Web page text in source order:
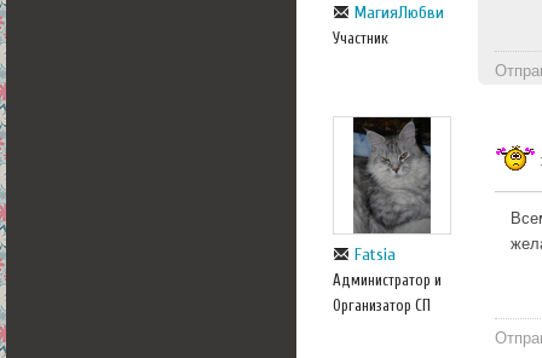
МагияЛюбви
Участник
Fatsia
Администратор и
Организатор СП